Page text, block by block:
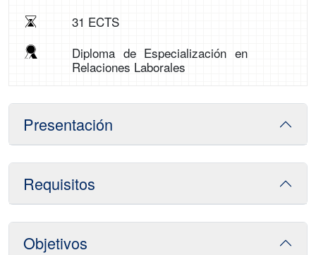
31 ECTS
Diploma de Especialización en
Relaciones Laborales
Presentación
Requisitos
Objetivos